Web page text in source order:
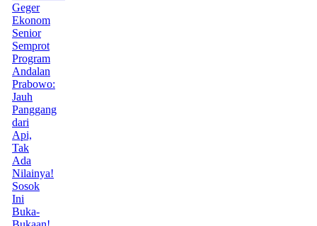
Geger
Ekonom
Senior
Semprot
Program
Andalan
Prabowo:
Jauh
Panggang
dari
Api,
Tak
Ada
Nilainya!
Sosok
Ini
Buka-